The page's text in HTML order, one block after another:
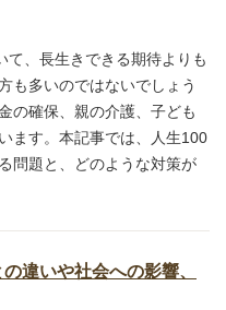
て、長生きできる期待よりも
も多いのではないでしょう
の確保、親の介護、子ども
ます。本記事では、人生100
問題と、どのような対策が
違いや社会への影響、